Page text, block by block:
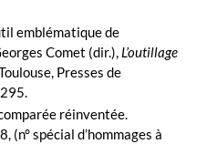
emblématique de
Comet (dir.), L’outillage
Presses de
réinventée.
(n° spécial d’hommages à